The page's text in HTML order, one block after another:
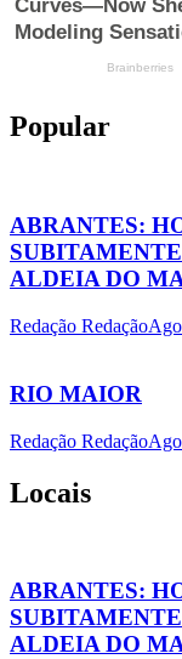
Popular
ABRANTES:
ALDEIA DO
Redação Redação
RIO MAIOR
Redação Redação
Locais
ABRANTES:
ALDEIA DO